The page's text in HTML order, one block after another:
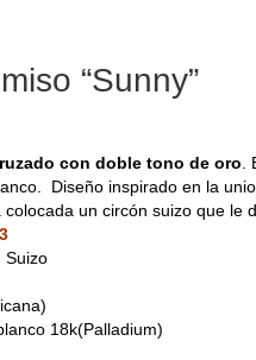
“Sunny”
con doble tono de oro
Diseño inspirado en la
un circón suizo que le
Suizo
18k(Palladium)